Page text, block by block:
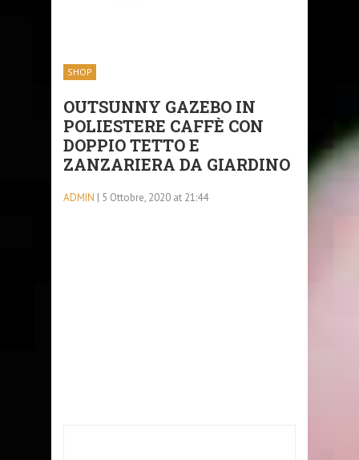
SHOP
OUTSUNNY GAZEBO IN
POLIESTERE CAFFÈ CON
DOPPIO TETTO E
ZANZARIERA DA GIARDINO
ADMIN | 5 Ottobre, 2020 at 21:44